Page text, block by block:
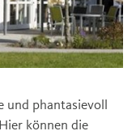
und phantasievoll
können die